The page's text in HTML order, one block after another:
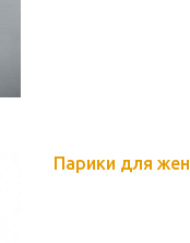
Парики для